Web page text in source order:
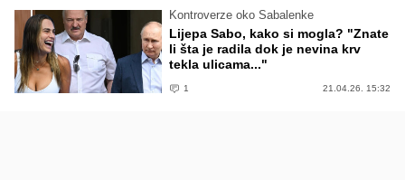
Kontroverze oko Sabalenke
Lijepa Sabo, kako si mogla? "Znate
li šta je radila dok je nevina krv
tekla ulicama..."
1 21.04.26. 15:32